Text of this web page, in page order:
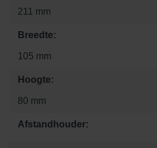
211 mm
Breedte:
105 mm
Hoogte:
80 mm
Afstandhouder: